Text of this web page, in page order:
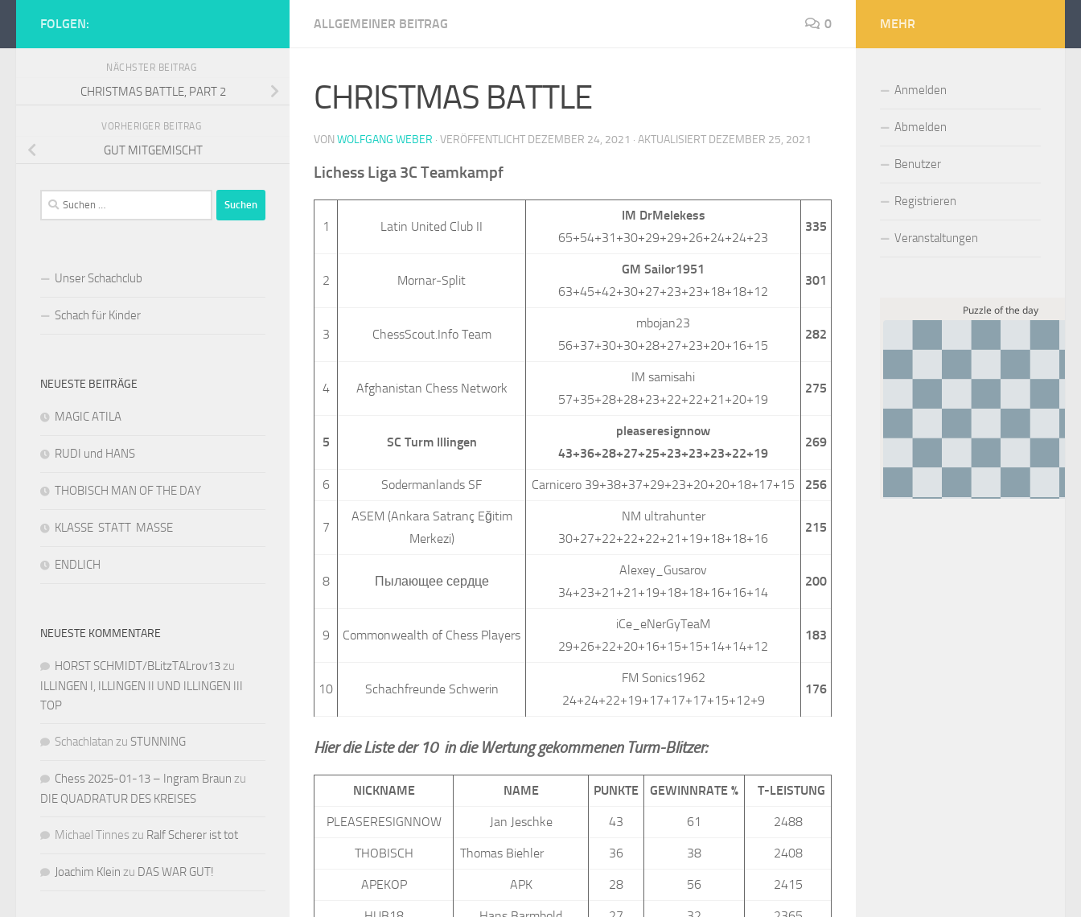
Zum Inhalt springen
Schachclub Turm Illingen
ALLGEMEINER BEITRAG 0
CHRISTMAS BATTLE
VON WOLFGANG WEBER · VERÖFFENTLICHT DEZEMBER 24, 2021 · AKTUALISIERT DEZEMBER 25, 2021
Lichess Liga 3C Teamkampf
1 Latin United Club II
IM DrMelekess
65+54+31+30+29+29+26+24+24+23
335
2 Mornar-Split
GM Sailor1951
63+45+42+30+27+23+23+18+18+12
301
3 ChessScout.Info Team
mbojan23
56+37+30+30+28+27+23+20+16+15
282
4 Afghanistan Chess Network
IM samisahi
57+35+28+28+23+22+22+21+20+19
275
5 SC Turm Illingen
pleaseresignnow
43+36+28+27+25+23+23+23+22+19
269
6 Sodermanlands SF Carnicero 39+38+37+29+23+20+20+18+17+15 256
7
ASEM (Ankara Satranç Eğitim
Merkezi)
NM ultrahunter
30+27+22+22+22+21+19+18+18+16
215
8 Пылающее сердце
Alexey_Gusarov
34+23+21+21+19+18+18+16+16+14
200
9 Commonwealth of Chess Players
iCe_eNerGyTeaM
29+26+22+20+16+15+15+14+14+12
183
10 Schachfreunde Schwerin
FM Sonics1962
24+24+22+19+17+17+17+15+12+9
176
Hier die Liste der 10 in die Wertung gekommenen Turm-Blitzer:
NICKNAME NAME PUNKTE GEWINNRATE % T-LEISTUNG
PLEASERESIGNNOW Jan Jeschke 43 61 2488
THOBISCH Thomas Biehler 36 38 2408
APEKOP APK 28 56 2415
FOLGEN:
NÄCHSTER BEITRAG
CHRISTMAS BATTLE, PART 2
VORHERIGER BEITRAG
GUT MITGEMISCHT
Suchen
nach:
Unser Schachclub
Schach für Kinder
NEUESTE BEITRÄGE
MAGIC ATILA
RUDI und HANS
THOBISCH MAN OF THE DAY
KLASSE STATT MASSE
ENDLICH
NEUESTE KOMMENTARE
HORST SCHMIDT/BLitzTALrov13zu
ILLINGEN I, ILLINGEN II UND ILLINGEN III
TOP
Schachlatan zu STUNNING
Chess 2025-01-13 – Ingram Braun zu
DIE QUADRATUR DES KREISES
Michael Tinnes zu Ralf Scherer ist tot
Joachim Klein zu DAS WAR GUT!
MEHR
Anmelden
Abmelden
Benutzer
Registrieren
Veranstaltungen